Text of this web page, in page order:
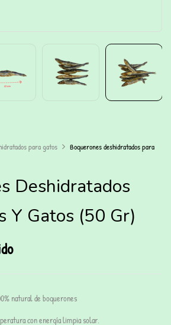
para gatos
Boquerones deshidratados para
Deshidratados
Y Gatos (50 Gr)
natural de boquerones
con energía limpia solar.